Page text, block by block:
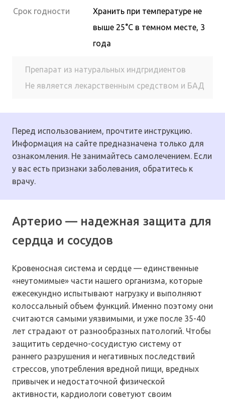
Cрок годности
Хранить при температуре не
выше 25°С в темном месте, 3
года
Препарат из натуральных индгридиентов
Не является лекарственным средством и БАД
Перед использованием, прочтите инструкцию.
Информация на сайте предназначена только для
ознакомления. Не занимайтесь самолечением. Если
у вас есть признаки заболевания, обратитесь к
врачу.
Артерио — надежная защита для
сердца и сосудов
Кровеносная система и сердце — единственные
«неутомимые» части нашего организма, которые
ежесекундно испытывают нагрузку и выполняют
колоссальный объем функций. Именно поэтому они
считаются самыми уязвимыми, и уже после 35-40
лет страдают от разнообразных патологий. Чтобы
защитить сердечно-сосудистую систему от
раннего разрушения и негативных последствий
стрессов, употребления вредной пищи, вредных
привычек и недостаточной физической
активности, кардиологи советуют своим